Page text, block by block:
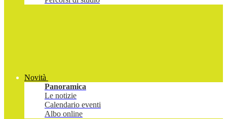
Novità
Panoramica
Le notizie
Calendario eventi
Albo online